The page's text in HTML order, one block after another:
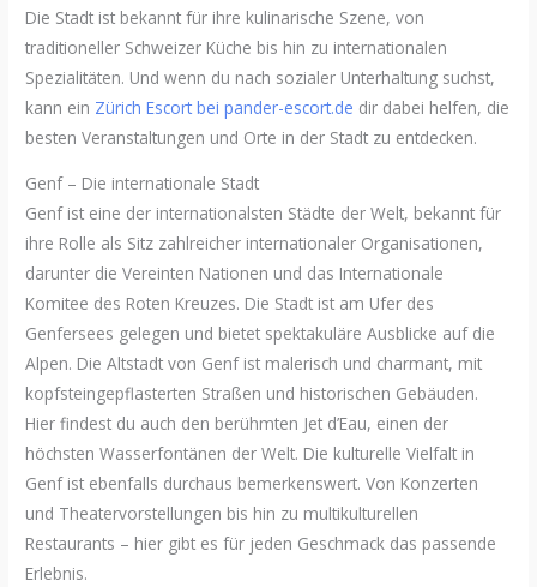
Die Stadt ist bekannt für ihre kulinarische Szene, von
traditioneller Schweizer Küche bis hin zu internationalen
Spezialitäten. Und wenn du nach sozialer Unterhaltung suchst,
kann ein Zürich Escort bei pander-escort.de dir dabei helfen, die
besten Veranstaltungen und Orte in der Stadt zu entdecken.
Genf – Die internationale Stadt
Genf ist eine der internationalsten Städte der Welt, bekannt für
ihre Rolle als Sitz zahlreicher internationaler Organisationen,
darunter die Vereinten Nationen und das Internationale
Komitee des Roten Kreuzes. Die Stadt ist am Ufer des
Genfersees gelegen und bietet spektakuläre Ausblicke auf die
Alpen. Die Altstadt von Genf ist malerisch und charmant, mit
kopfsteingepflasterten Straßen und historischen Gebäuden.
Hier findest du auch den berühmten Jet d’Eau, einen der
höchsten Wasserfontänen der Welt. Die kulturelle Vielfalt in
Genf ist ebenfalls durchaus bemerkenswert. Von Konzerten
und Theatervorstellungen bis hin zu multikulturellen
Restaurants – hier gibt es für jeden Geschmack das passende
Erlebnis.